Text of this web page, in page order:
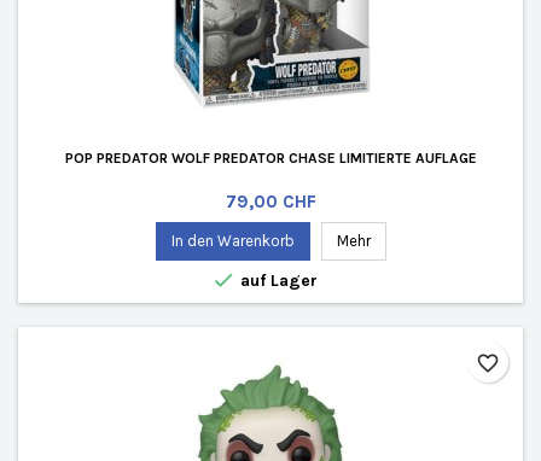
POP PREDATOR WOLF PREDATOR CHASE LIMITIERTE AUFLAGE
Preis
79,00 CHF
In den Warenkorb Mehr
 auf Lager
favorite_border